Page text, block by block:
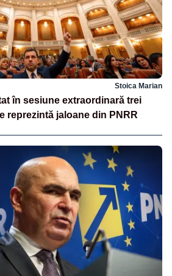
Stoica Marian
în sesiune extraordinară trei
reprezintă jaloane din PNRR